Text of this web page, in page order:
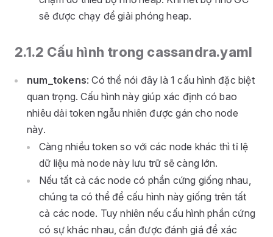
sẽ được chạy để giải phóng heap.
2.1.2 Cấu hình trong cassandra.yaml
num_tokens: Có thể nói đây là 1 cấu hình đặc biệt
quan trọng. Cấu hình này giúp xác định có bao
nhiêu dải token ngẫu nhiên được gán cho node
này.
Càng nhiều token so với các node khác thì tỉ lệ
dữ liệu mà node này lưu trữ sẽ càng lớn.
Nếu tất cả các node có phần cứng giống nhau,
chúng ta có thể để cấu hình này giống trên tất
cả các node. Tuy nhiên nếu cấu hình phần cứng
có sự khác nhau, cần được đánh giá để xác